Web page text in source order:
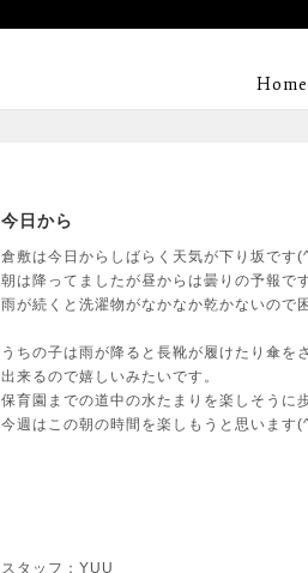
Home
今日から
倉敷は今日からしばらく天気が下り坂です
朝は降ってましたが昼からは曇りの予報です
雨が続くと洗濯物がなかなか乾かないので
うちの子は雨が降ると長靴が履けたり傘を
出来るので嬉しいみたいです。
保育園までの道中の水たまりを楽しそうに
今週はこの朝の時間を楽しもうと思います
スタッフ：YUU